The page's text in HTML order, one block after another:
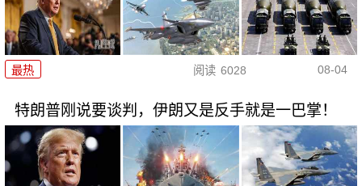
最热 阅读 6028 08-04
特朗普刚说要谈判，伊朗又是反手就是一巴掌！